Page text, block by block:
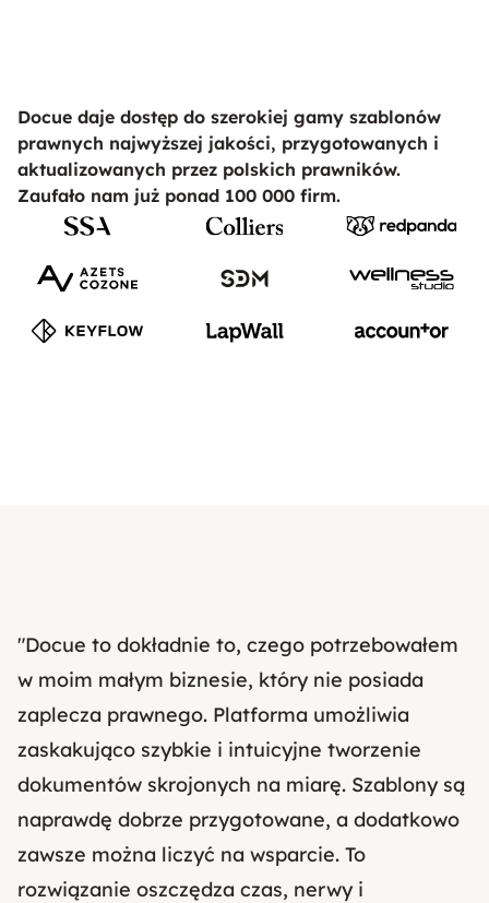
Docue daje dostęp do szerokiej gamy szablonów
prawnych najwyższej jakości, przygotowanych i
aktualizowanych przez polskich prawników.
Zaufało nam już ponad 100 000 firm.
"Docue to dokładnie to, czego potrzebowałem
w moim małym biznesie, który nie posiada
zaplecza prawnego. Platforma umożliwia
zaskakująco szybkie i intuicyjne tworzenie
dokumentów skrojonych na miarę. Szablony są
naprawdę dobrze przygotowane, a dodatkowo
zawsze można liczyć na wsparcie. To
rozwiązanie oszczędza czas, nerwy i